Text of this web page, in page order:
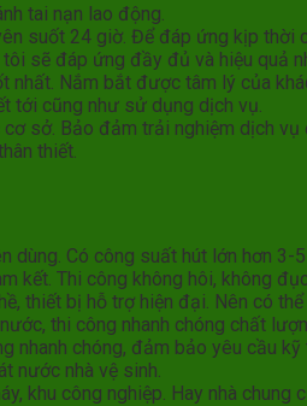
tai nạn lao động.
suốt 24 giờ. Để đáp ứng kịp thời
sẽ đáp ứng đầy đủ và hiệu quả
Nắm bắt được tâm lý của
tới cũng như sử dụng dịch vụ.
sở. Bảo đảm trải nghiệm dịch
thiết.
dùng. Có công suất hút lớn hơn
kết. Thi công không hôi, không đục
thiết bị hỗ trợ hiện đại. Nên có
thi công nhanh chóng chất
nhanh chóng, đảm bảo yêu cầu kỹ
nước nhà vệ sinh.
khu công nghiệp. Hay nhà chung